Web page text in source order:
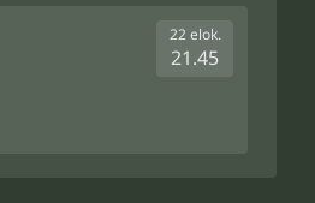
22 elok.
21.45